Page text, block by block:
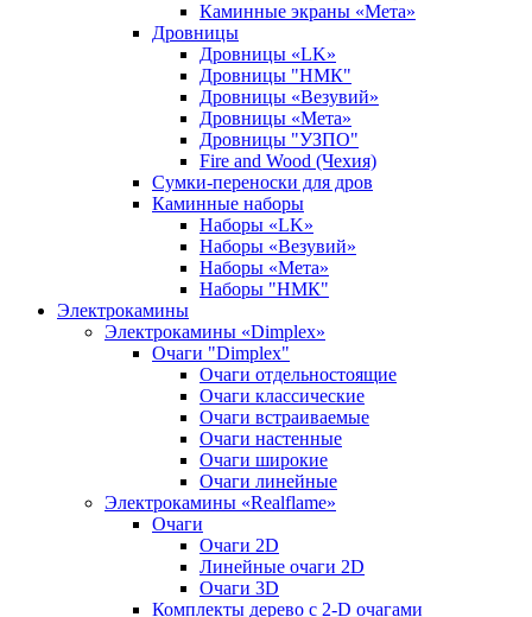
Каминные экраны «Мета»
Дровницы
Дровницы «LK»
Дровницы "НМК"
Дровницы «Везувий»
Дровницы «Мета»
Дровницы "УЗПО"
Fire and Wood (Чехия)
Сумки-переноски для дров
Каминные наборы
Наборы «LK»
Наборы «Везувий»
Наборы «Мета»
Наборы "НМК"
Электрокамины
Электрокамины «Dimplex»
Очаги "Dimplex"
Очаги отдельностоящие
Очаги классические
Очаги встраиваемые
Очаги настенные
Очаги широкие
Очаги линейные
Электрокамины «Realflame»
Очаги
Очаги 2D
Линейные очаги 2D
Очаги 3D
Комплекты дерево c 2-D очагами